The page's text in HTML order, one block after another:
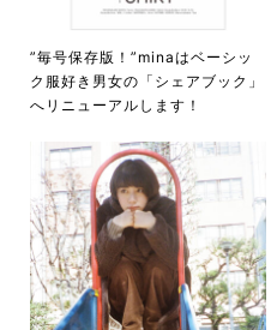
”毎号保存版！”minaはベーシッ
ク服好き男女の「シェアブック」
へリニューアルします！